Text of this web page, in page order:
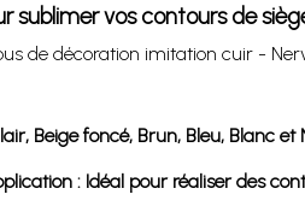
sublimer vos contours de
de décoration imitation cuir -
Beige foncé, Brun, Bleu, Blanc et
: Idéal pour réaliser des